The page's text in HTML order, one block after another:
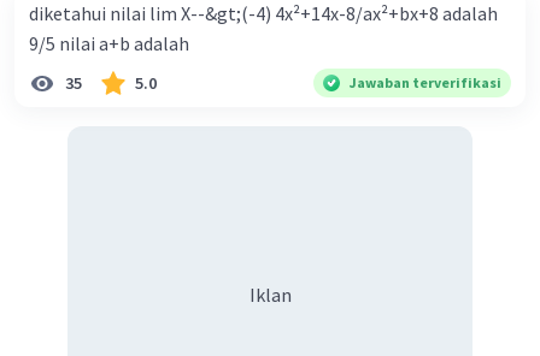
diketahui nilai lim X--&gt;(-4) 4x²+14x-8/ax²+bx+8 adalah
9/5 nilai a+b adalah
35 5.0 Jawaban terverifikasi
Iklan